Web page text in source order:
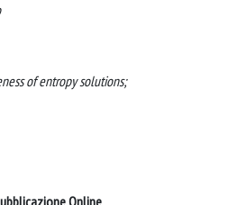
of entropy solutions;
Online